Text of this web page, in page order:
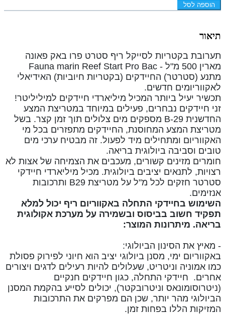
הוספה לסל
תיאור
תערובת בקטריות לסייקל ריף סטרט פרו באק פאונה
מארין 500 מ"ל - Fauna marin Reef Start Pro Bac
מתנע (סטרטר) החיידקים (בקטריות חיוביות) האידיאלי
לאקווריומים חדשים.
תכשיר יעיל ביותר המכיל מיליארדי חיידקים למיליליטר!
זני חיידקים נבחרים, פעילים במיוחד במטריצת המצע
החדשנית B-29 מספקים מים צלולים תוך זמן קצר.
בשל
מטריצת המצע המחוסנת, החיידקים מתפזרים בכל מי
האקווריום ומתחילים מיד לפעול. זה מבטיח ערכי מים
טובים וסביבה ביולוגית בריאה.
חומרים מזינים קשורים, מעכבים את הצמיחה של אצות לא
רצויות, לתנאים יציבים ביולוגית. מכיל מיליארדי חיידקי
סטרטר חזקים לכל מ"ל על מטריצת B29 ותרכובות
אנזימים.
השימוש בחיידקי התחלה באקווריום ריף יכול למלא
תפקיד חשוב בביסוס ובשמירה על מערכת אקולוגית
בריאה. מיתרונות המוצר:
- מאיץ את הסינון הביולוגי:
באקווריום ימי, מסנן ביולוגי יציב הוא חיוני לפירוק פסולת
כמו אמוניה וניטריט, שעלולים להיות רעילים לדגים ויצורים
אחרים. חיידקי התחלה, כגון חיידקים חנקיים
(ניטרוסומונאס וניטרובקטר), יכולים לסייע בהקמת המסנן
הביולוגי מהר יותר, שכן הם מפרקים את התרכובות
המזיקות הללו בפחות זמן.